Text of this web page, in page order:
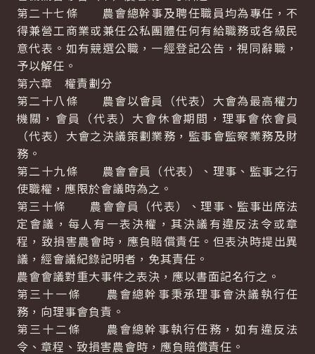
第二十七條 農會總幹事及聘任職員均為專任，不
得兼營工商業或兼任公私團體任何有給職務或各級民
意代表。如有競選公職，一經登記公告，視同辭職，
予以解任。
第六章 權責劃分
第二十八條 農會以會員（代表）大會為最高權力
機關，會員（代表）大會休會期間，理事會依會員
（代表）大會之決議策劃業務，監事會監察業務及財
務。
第二十九條 農會會員（代表）、理事、監事之行
使職權，應限於會議時為之。
第三十條 農會會員（代表）、理事、監事出席法
定會議，每人有一表決權，其決議有違反法令或章
程，致損害農會時，應負賠償責任。但表決時提出異
議，經會議紀錄記明者，免其責任。
農會會議對重大事件之表決，應以書面記名行之。
第三十一條 農會總幹事秉承理事會決議執行任
務，向理事會負責。
第三十二條 農會總幹事執行任務，如有違反法
令、章程、致損害農會時，應負賠償責任。